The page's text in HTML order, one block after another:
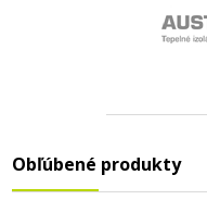
Obľúbené produkty